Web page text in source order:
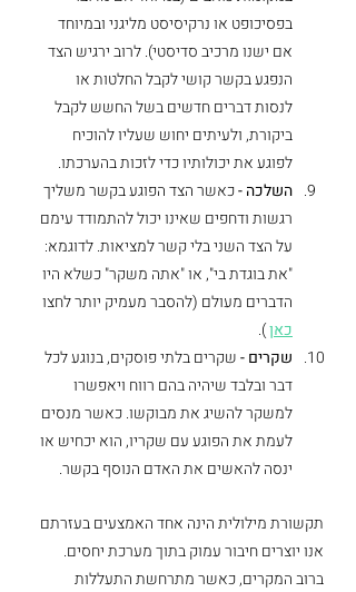
בפסיכופט או נרקיסיסט מליגני ובמיוחד
אם ישנו מרכיב סדיסטי). לרוב ירגיש הצד
הנפגע בקשר קושי לקבל החלטות או
לנסות דברים חדשים בשל החשש לקבל
ביקורת, ולעיתים יחוש שעליו להוכיח
לפוגע את יכולותיו כדי לזכות בהערכתו.
השלכה - כאשר הצד הפוגע בקשר משליך
רגשות ודחפים שאינו יכול להתמודד עימם
על הצד השני בלי קשר למציאות. לדוגמא:
"את בוגדת בי", או "אתה משקר" כשלא היו
הדברים מעולם (להסבר מעמיק יותר לחצו
כאן ).
שקרים - שקרים בלתי פוסקים, בנוגע לכל
דבר ובלבד שיהיה בהם רווח ויאפשרו
למשקר להשיג את מבוקשו. כאשר מנסים
לעמת את הפוגע עם שקריו, הוא יכחיש או
ינסה להאשים את האדם הנוסף בקשר.
תקשורת מילולית הינה אחד האמצעים בעזרתם
אנו יוצרים חיבור עמוק בתוך מערכת יחסים.
ברוב המקרים, כאשר מתרחשת התעללות